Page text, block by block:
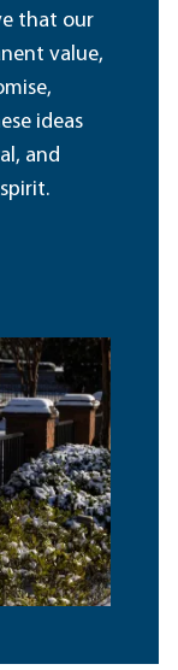
that our
value,
ideas
and